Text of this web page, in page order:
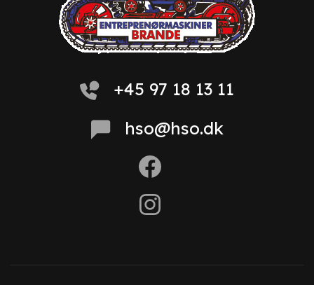
+45 97 18 13 11
hso@hso.dk